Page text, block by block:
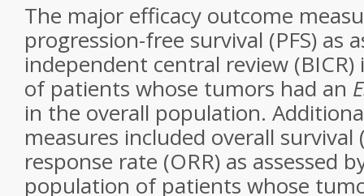
The major efficacy outcome
progression-free survival (PFS) as
independent central review
of patients whose tumors had an
in the overall population.
measures included overall survival
response rate (ORR) as assessed
population of patients whose